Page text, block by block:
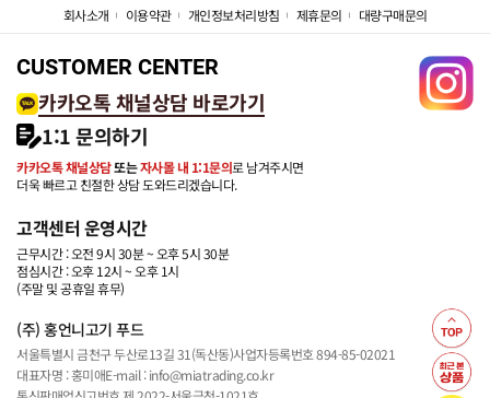
회사소개 이용약관 개인정보처리방침 제휴문의 대량구매문의
CUSTOMER CENTER
카카오톡 채널상담 바로가기
1:1 문의하기
카카오톡 채널상담또는자사몰 내 1:1문의로 남겨주시면
더욱 빠르고 친절한 상담 도와드리겠습니다.
고객센터 운영시간
근무시간 : 오전 9시 30분 ~ 오후 5시 30분
점심시간 : 오후 12시 ~ 오후 1시
(주말 및 공휴일 휴무)
(주) 홍언니고기 푸드
서울특별시 금천구 두산로13길 31(독산동)사업자등록번호 894-85-02021
대표자명 : 홍미애E-mail : info@miatrading.co.kr